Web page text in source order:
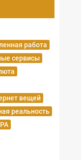
работа
сервисы
вещей
реальность